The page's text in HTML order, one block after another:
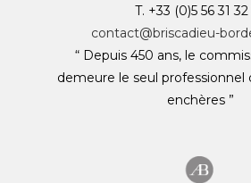
T. +33 (0)5 56 31 32
contact@briscadieu-
“ Depuis 450 ans, le
demeure le seul professionnel
enchères ”